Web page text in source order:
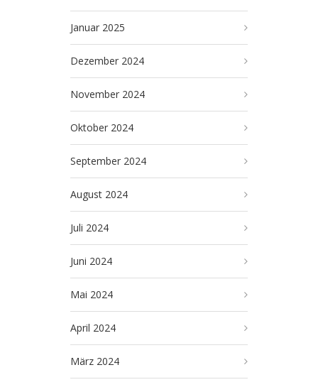
Januar 2025
Dezember 2024
November 2024
Oktober 2024
September 2024
August 2024
Juli 2024
Juni 2024
Mai 2024
April 2024
März 2024